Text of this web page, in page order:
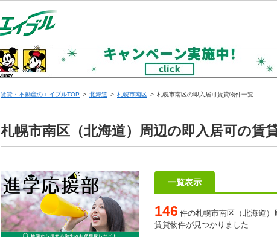
賃貸・不動産のエイブルTOP 北海道 札幌市南区 札幌市南区の即入居可賃貸物件一覧
札幌市南区（北海道）周辺の即入居可の賃
一覧表示
146 件の札幌市南区（北海道）
賃貸物件が見つかりました